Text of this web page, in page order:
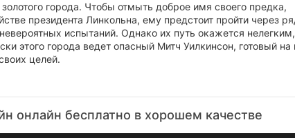
золотого города. Чтобы отмыть доброе имя своего предка,
президента Линкольна, ему предстоит пройти через
испытаний. Однако их путь окажется
этого города ведет опасный Митч Уилкинсон, готовый на
целей.
онлайн бесплатно в хорошем качестве